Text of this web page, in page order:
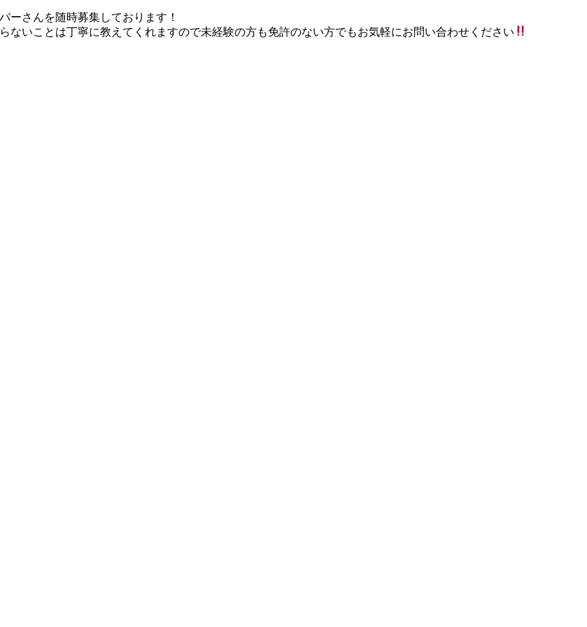
ーさんを随時募集しております！
いことは丁寧に教えてくれますので未経験の方も免許のない方でもお気軽にお問い合わせください